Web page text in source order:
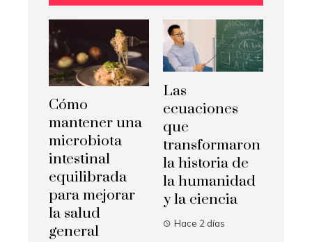
Cómo
mantener una
microbiota
intestinal
equilibrada
para mejorar
la salud
general
Las
ecuaciones
que
transformaron
la historia de
la humanidad
y la ciencia
Hace 2 días